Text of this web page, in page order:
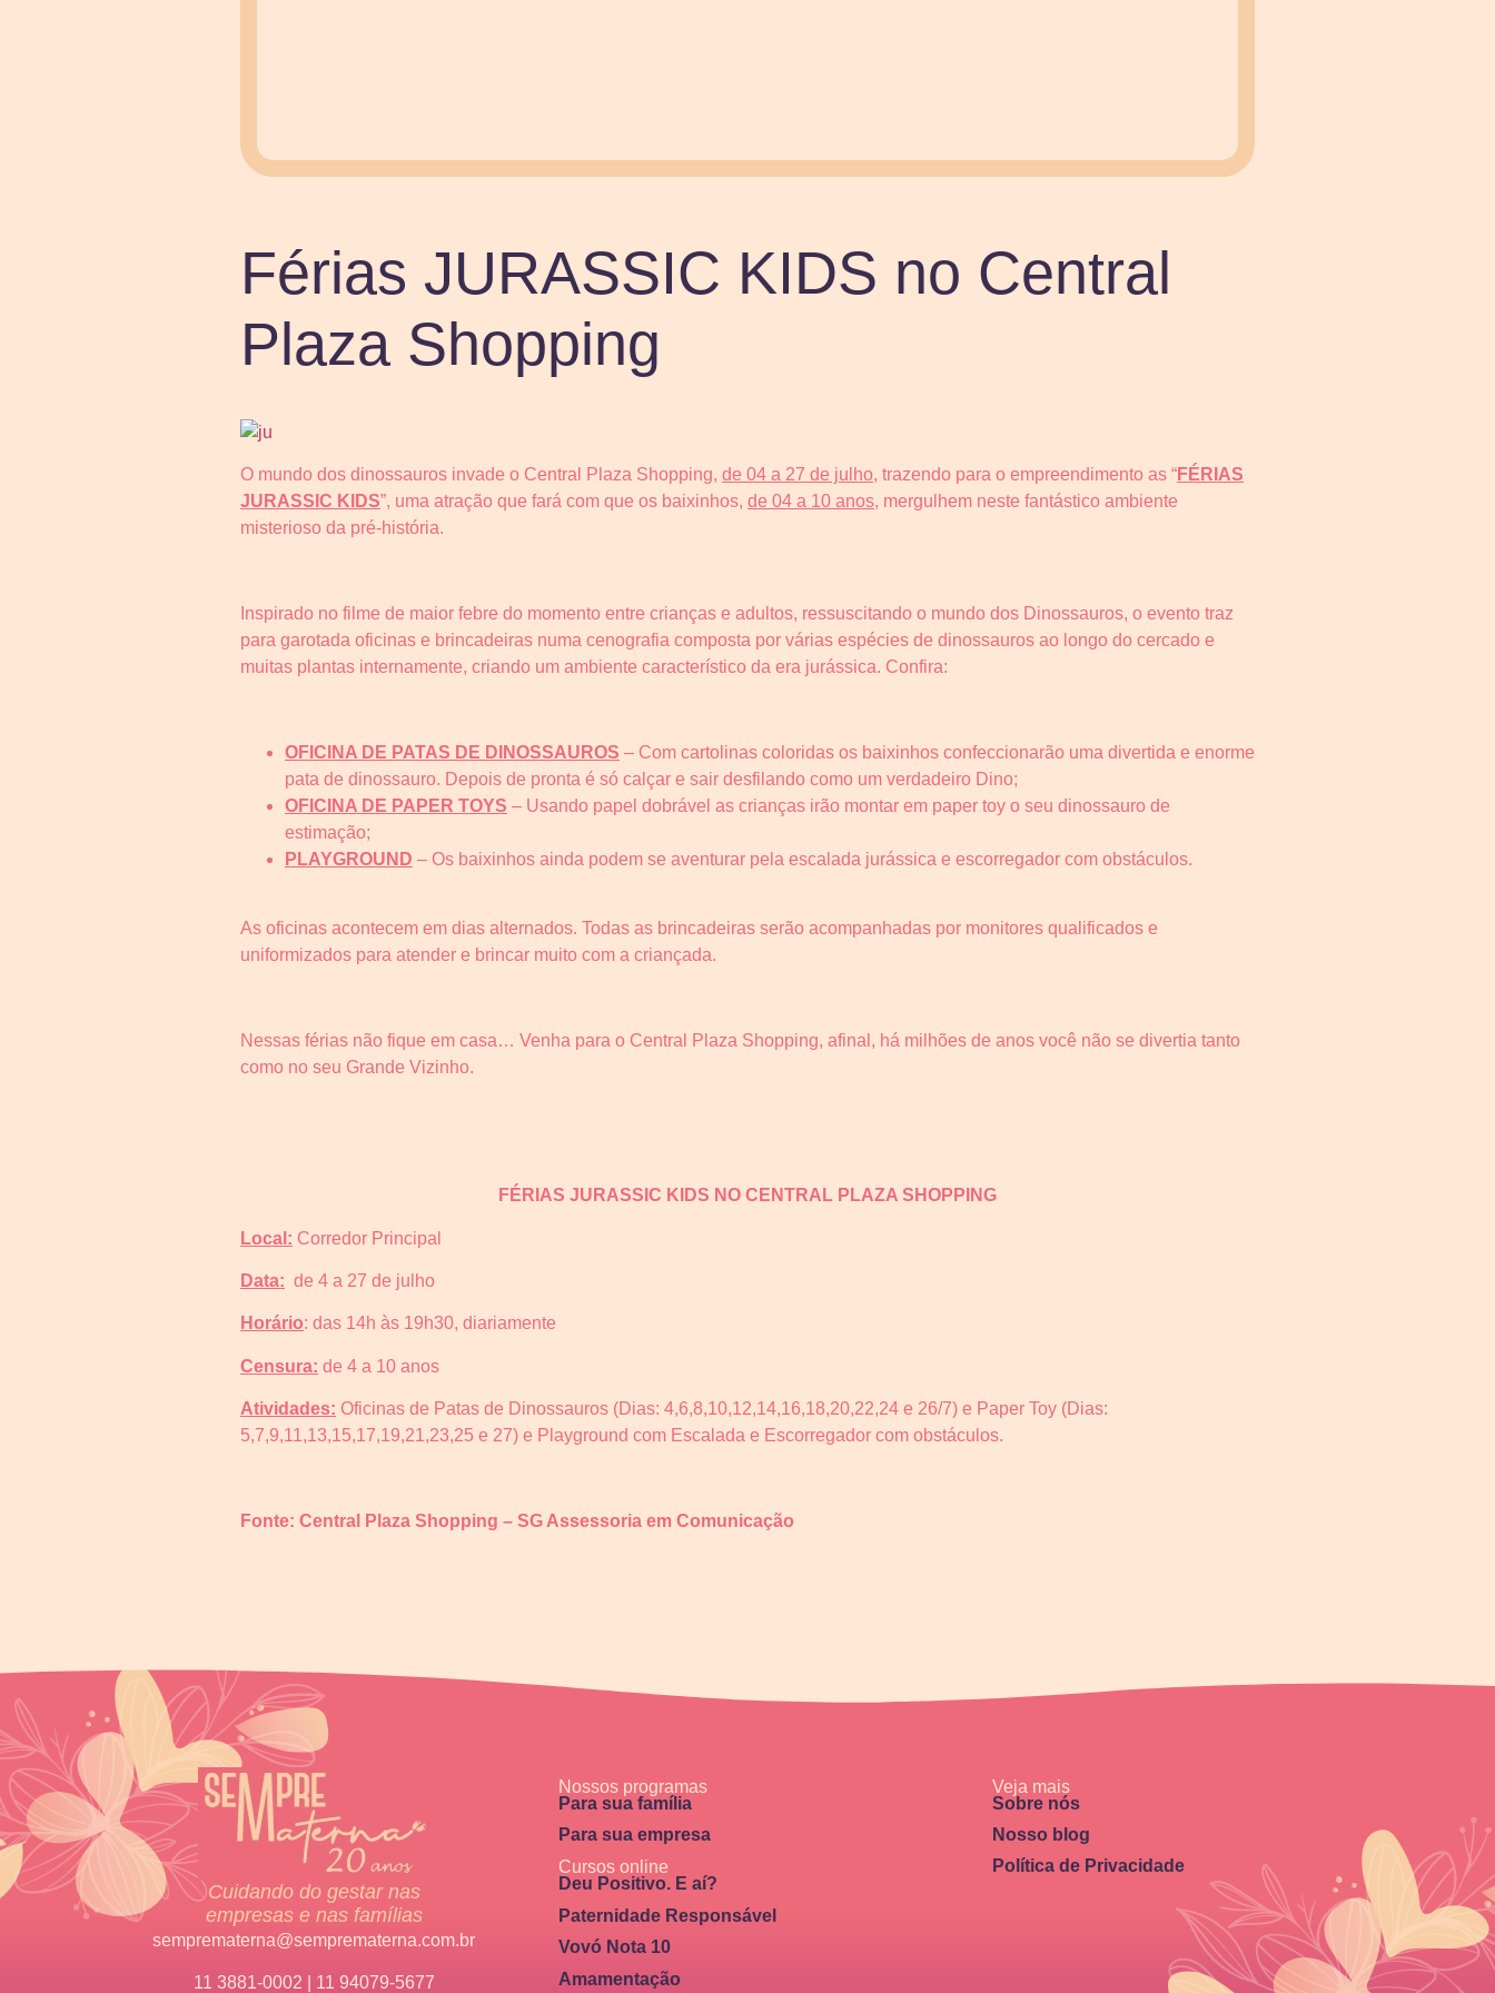
Férias JURASSIC KIDS no Central
Plaza Shopping
O mundo dos dinossauros invade o Central Plaza Shopping, de 04 a 27 de julho, trazendo para o empreendimento as “FÉRIAS
JURASSIC KIDS”, uma atração que fará com que os baixinhos, de 04 a 10 anos, mergulhem neste fantástico ambiente
misterioso da pré-história.
Inspirado no filme de maior febre do momento entre crianças e adultos, ressuscitando o mundo dos Dinossauros, o evento traz
para garotada oficinas e brincadeiras numa cenografia composta por várias espécies de dinossauros ao longo do cercado e
muitas plantas internamente, criando um ambiente característico da era jurássica. Confira:
OFICINA DE PATAS DE DINOSSAUROS – Com cartolinas coloridas os baixinhos confeccionarão uma divertida e enorme
pata de dinossauro. Depois de pronta é só calçar e sair desfilando como um verdadeiro Dino;
OFICINA DE PAPER TOYS – Usando papel dobrável as crianças irão montar em paper toy o seu dinossauro de
estimação;
PLAYGROUND – Os baixinhos ainda podem se aventurar pela escalada jurássica e escorregador com obstáculos.
As oficinas acontecem em dias alternados. Todas as brincadeiras serão acompanhadas por monitores qualificados e
uniformizados para atender e brincar muito com a criançada.
Nessas férias não fique em casa… Venha para o Central Plaza Shopping, afinal, há milhões de anos você não se divertia tanto
como no seu Grande Vizinho.
FÉRIAS JURASSIC KIDS NO CENTRAL PLAZA SHOPPING
Local: Corredor Principal
Data: de 4 a 27 de julho
Horário: das 14h às 19h30, diariamente
Censura: de 4 a 10 anos
Atividades: Oficinas de Patas de Dinossauros (Dias: 4,6,8,10,12,14,16,18,20,22,24 e 26/7) e Paper Toy (Dias:
5,7,9,11,13,15,17,19,21,23,25 e 27) e Playground com Escalada e Escorregador com obstáculos.
Fonte: Central Plaza Shopping – SG Assessoria em Comunicação
Cuidando do gestar nas
empresas e nas famílias
semprematerna@semprematerna.com.br
11 3881-0002 | 11 94079-5677
Nossos programas
Para sua família
Para sua empresa
Cursos online
Deu Positivo. E aí?
Paternidade Responsável
Vovó Nota 10
Amamentação
Veja mais
Sobre nós
Nosso blog
Política de Privacidade